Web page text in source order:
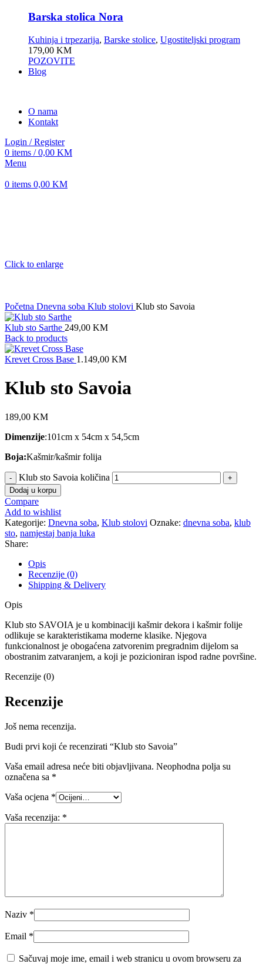
Barska stolica Nora
Kuhinja i trpezarija, Barske stolice, Ugostiteljski program
179,00 KM
POZOVITE
Blog
O nama
Kontakt
Login / Register
0 items / 0,00 KM
Menu
0 items 0,00 KM
Click to enlarge
Početna Dnevna soba Klub stolovi Klub sto Savoia
Klub sto Sarthe 249,00 KM
Back to products
Krevet Cross Base 1.149,00 KM
Klub sto Savoia
189,00 KM
Dimenzije:101cm x 54cm x 54,5cm
Boja:Kašmir/kašmir folija
Klub sto Savoia količina
Dodaj u korpu
Compare
Add to wishlist
Kategorije: Dnevna soba, Klub stolovi Oznake: dnevna soba, klub
sto, namjestaj banja luka
Share:
Opis
Recenzije (0)
Shipping & Delivery
Opis
Klub sto SAVOIA je u kombinaciji kašmir dekora i kašmir folije
odlikuje se karakteristikama moderne klasike. Njegova
funkcionalnost je obogaćena zatvorenim pregradnim dijelom sa
obostranim zatvaranjem, a koji je pozicioniran ispod radne površine.
Recenzije (0)
Recenzije
Još nema recenzija.
Budi prvi koji će recenzirati “Klub sto Savoia”
Vaša email adresa neće biti objavljivana. Neophodna polja su
označena sa *
Vaša ocjena *
Vaša recenzija: *
Naziv *
Email *
Sačuvaj moje ime, email i web stranicu u ovom browseru za